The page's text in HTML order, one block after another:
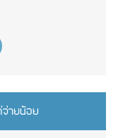
จ่ายน้อย